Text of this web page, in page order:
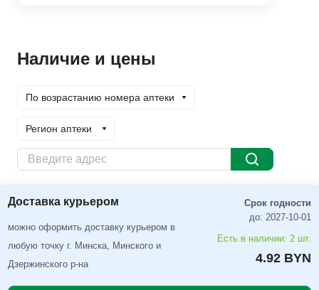
Наличие и цены
По возрастанию номера аптеки
Регион аптеки
Доставка курьером Заказать
Доставка курьером
можно оформить доставку курьером в
любую точку г. Минска, Минского и
Дзержинского р-на
Срок годности
до: 2027-10-01
Есть в наличии: 2 шт.
4.92 BYN